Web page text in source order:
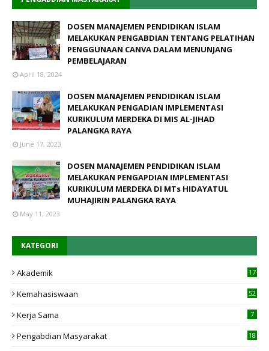
DOSEN MANAJEMEN PENDIDIKAN ISLAM
MELAKUKAN PENGABDIAN TENTANG PELATIHAN
PENGGUNAAN CANVA DALAM MENUNJANG
PEMBELAJARAN
April 18, 2024
DOSEN MANAJEMEN PENDIDIKAN ISLAM
MELAKUKAN PENGADIAN IMPLEMENTASI
KURIKULUM MERDEKA DI MIS AL-JIHAD
PALANGKA RAYA
June 17, 2023
DOSEN MANAJEMEN PENDIDIKAN ISLAM
MELAKUKAN PENGAPDIAN IMPLEMENTASI
KURIKULUM MERDEKA DI MTs HIDAYATUL
MUHAJIRIN PALANGKA RAYA
May 11, 2023
KATEGORI
Akademik
17
Kemahasiswaan 52
Kerja Sama 7
Pengabdian Masyarakat 18